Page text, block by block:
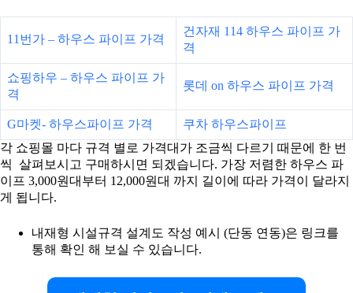
11번가 – 하우스 파이프 가격
건자재 114 하우스 파이프 가
격
쇼핑하우 – 하우스 파이프 가
격
롯데 on 하우스 파이프 가격
G마켓- 하우스파이프 가격
쿠차 하우스파이프
각 쇼핑몰 마다 규격 별로 가격대가 조금씩 다르기 때문에 한 번
씩 살펴보시고 구매하시면 되겠습니다. 가장 저렴한 하우스 파
이프 3,000원대부터 12,000원대 까지 길이에 따라 가격이 달라지
게 됩니다.
내재형 시설규격 설계도 작성 예시 (단동 연동)은 링크를
통해 확인 해 보실 수 있습니다.